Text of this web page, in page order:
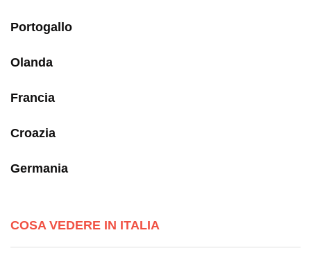
Portogallo
Olanda
Francia
Croazia
Germania
COSA VEDERE IN ITALIA